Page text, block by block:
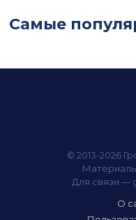
Самые
© 2013-2026
Для связи —
О